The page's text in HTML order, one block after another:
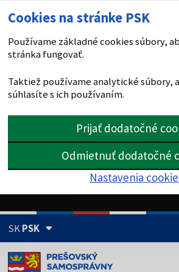
Cookies na stránke PSK
Používame základné cookies súbory,
stránka fungovať.
Taktiež používame analytické súbory,
súhlasíte s ich používaním.
Prijať dodatočné
Odmietnuť dodatočné
Nastavenia
SKPSK
Doména psk.sk je oficiálna